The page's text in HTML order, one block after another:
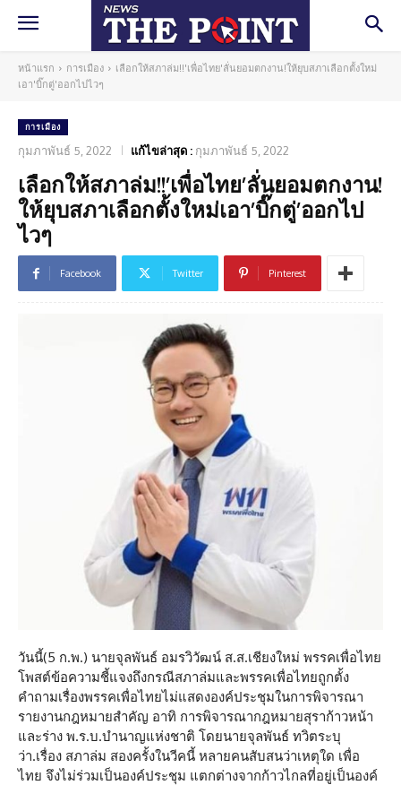
หน้าแรก การเมือง
เลือกให้สภาล่ม!!'เพื่อไทย'ลั่นยอมตกงาน!ให้ยุบสภาเลือกตั้งใหม่
เอา'บิ๊กตู่'ออกไปไวๆ
การเมือง
กุมภาพันธ์ 5, 2022 แก้ไขล่าสุด : กุมภาพันธ์ 5, 2022
เลือกให้สภาล่ม!!’เพื่อไทย’ลั่นยอมตกงาน!
ให้ยุบสภาเลือกตั้งใหม่เอา’บิ๊กตู่’ออกไป
ไวๆ
Facebook Twitter Pinterest
วันนี้(5 ก.พ.) นายจุลพันธ์ อมรวิวัฒน์ ส.ส.เชียงใหม่ พรรคเพื่อไทย
โพสต์ข้อความชี้แจงถึงกรณีสภาล่มและพรรคเพื่อไทยถูกตั้ง
คำถามเรื่องพรรคเพื่อไทยไม่แสดงองค์ประชุมในการพิจารณา
รายงานกฎหมายสำคัญ อาทิ การพิจารณากฎหมายสุราก้าวหน้า
และร่าง พ.ร.บ.บำนาญแห่งชาติ โดยนายจุลพันธ์ ทวิตระบุ
ว่า.เรื่อง สภาล่ม สองครั้งในวีคนี้ หลายคนสับสนว่าเหตุใด เพื่อ
ไทย จึงไม่ร่วมเป็นองค์ประชุม แตกต่างจากก้าวไกลที่อยู่เป็นองค์